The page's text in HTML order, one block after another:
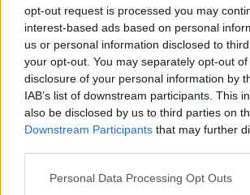
opt-out request is processed you may
interest-based ads based on personal
us or personal information disclosed to
your opt-out. You may separately opt-out
disclosure of your personal information by
IAB’s list of downstream participants. This
also be disclosed by us to third parties on
Downstream Participants that may further
Personal Data Processing Opt Outs